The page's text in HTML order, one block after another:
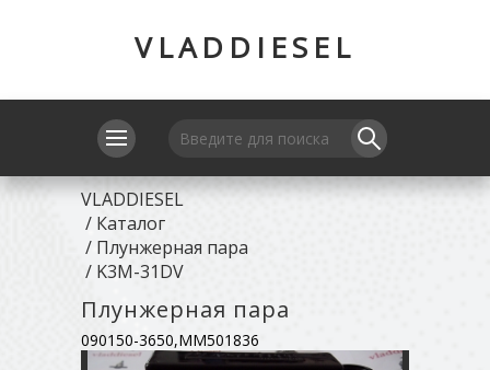
VLADDIESEL
VLADDIESEL
/ Каталог
/ Плунжерная пара
/ K3M-31DV
Плунжерная пара
090150-3650,MM501836